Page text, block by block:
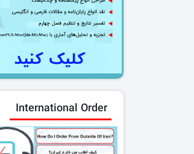
International Order